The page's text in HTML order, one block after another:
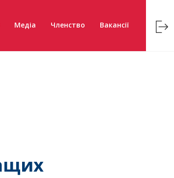
Медіа Членство Вакансії